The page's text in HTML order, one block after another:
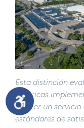
Esta distinción
prácticas
ofrecer un
estándares de